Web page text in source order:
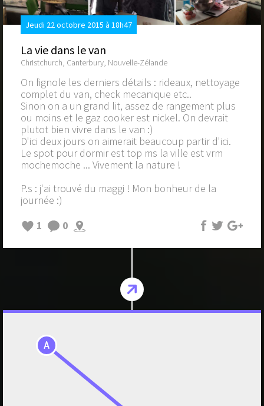
Jeudi 22 octobre 2015 à 18h47
La vie dans le van
Christchurch, Canterbury, Nouvelle-Zélande
On fignole les derniers détails : rideaux, nettoyage
complet du van, check mecanique etc..
Sinon on a un grand lit, assez de rangement plus
ou moins et le gaz cooker est nickel. On devrait
plutot bien vivre dans le van :)
D'ici deux jours on aimerait beaucoup partir d'ici.
Le spot pour dormir est top ms la ville est vrm
mochemoche ... Vivement la nature !
P.s : j'ai trouvé du maggi ! Mon bonheur de la
journée :)
1
0
A